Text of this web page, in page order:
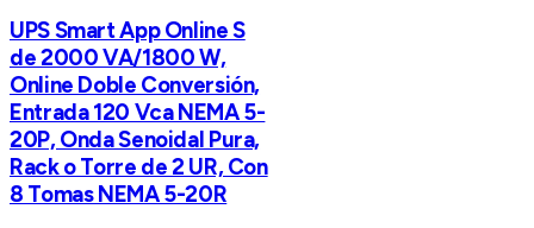
UPS Smart App Online S
de 2000 VA/1800 W,
Online Doble Conversión,
Entrada 120 Vca NEMA 5-
20P, Onda Senoidal Pura,
Rack o Torre de 2 UR, Con
8 Tomas NEMA 5-20R